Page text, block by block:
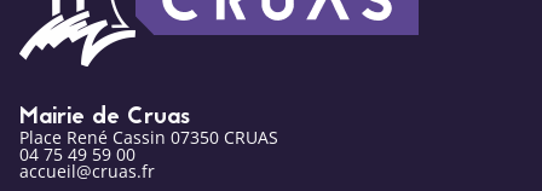
Mairie de Cruas
Place René Cassin 07350 CRUAS
04 75 49 59 00
accueil@cruas.fr